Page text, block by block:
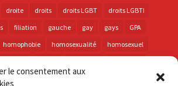
le consentement aux
droite droits droits LGBT
droits LGBTI
filiation gauche gay gays
GPA
homophobie homosexualité
homosexuel
lutte contre les discriminations